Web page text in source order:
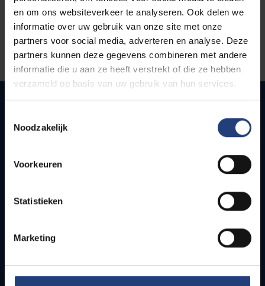
en om ons websiteverkeer te analyseren. Ook delen we
informatie over uw gebruik van onze site met onze
partners voor social media, adverteren en analyse. Deze
partners kunnen deze gegevens combineren met andere
informatie die u aan ze heeft verstrekt of die ze hebben
verzameld op basis van uw gebruik van hun services.
Noodzakelijk
Voorkeuren
Statistieken
Marketing
Quick links
How to get to the VUB campuses